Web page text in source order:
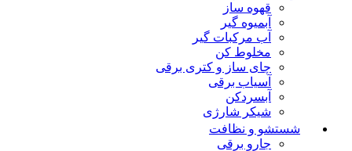
قهوه ساز
آبمیوه گیر
آب مرکبات گیر
مخلوط کن
چای ساز و کتری برقی
آسیاب برقی
آبسردکن
شیکر شارژی
شستشو و نظافت
جارو برقی